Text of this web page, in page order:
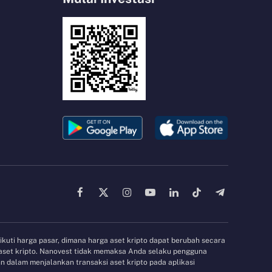
Facebook
X
InstagramYouTubeLinkedInTikTokTelegram
harga pasar, dimana harga aset kripto dapat berubah secara
kripto. Nanovest tidak memaksa Anda selaku pengguna
dalam menjalankan transaksi aset kripto pada aplikasi